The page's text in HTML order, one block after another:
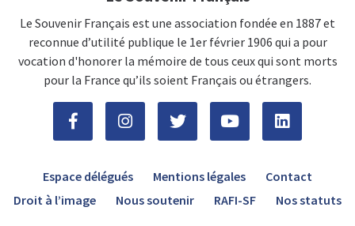
Le Souvenir Français est une association fondée en 1887 et
reconnue d’utilité publique le 1er février 1906 qui a pour
vocation d'honorer la mémoire de tous ceux qui sont morts
pour la France qu’ils soient Français ou étrangers.
Espace délégués Mentions légales
Contact
Droit à l’image
Nous soutenir RAFI-SF Nos statuts